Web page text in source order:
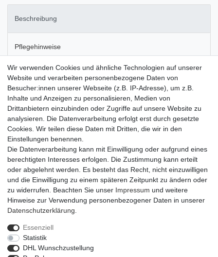
Beschreibung
Pflegehinweise
Artikel-Details
Die grüne Grabvase Tuba hat eine Höhe von 25 Zentimetern und
einen Durchmesser von 15 Zentimetern. Sie ist aus Kunststoff
hergestellt und hat eine schlichte Form, wodurch Blumensträuße
und Gestecke besonders zur Geltung kommen. Der Spieß am
Ende der Vase stellt sicher, dass die Vase nicht umfällt. Die Vase
ist perfekt geeignet für die Floristik und die Grabgestaltung. Eine
Packung enthält 5 Stück.
Widerrufs­recht
Wir verwenden Cookies und ähnliche Technologien auf unserer
Website und verarbeiten personenbezogene Daten von
Besucher:innen unserer Webseite (z.B. IP-Adresse), um z.B.
Inhalte und Anzeigen zu personalisieren, Medien von
Drittanbietern einzubinden oder Zugriffe auf unsere Website zu
analysieren. Die Datenverarbeitung erfolgt erst durch gesetzte
Cookies. Wir teilen diese Daten mit Dritten, die wir in den
Einstellungen benennen.
Die Datenverarbeitung kann mit Einwilligung oder aufgrund eines
berechtigten Interesses erfolgen. Die Zustimmung kann erteilt
oder abgelehnt werden. Es besteht das Recht, nicht einzuwilligen
und die Einwilligung zu einem späteren Zeitpunkt zu ändern oder
zu widerrufen. Beachten Sie unser Impressum und weitere
Hinweise zur Verwendung personenbezogener Daten in unserer
Daten­schutz­erklärung
Essenziell
Statistik
DHL Wunschzustellung